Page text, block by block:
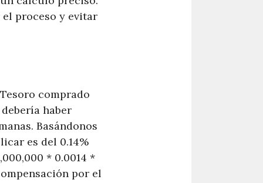
proceso y evitar
comprado
haber
Basándonos
es del 0.14%
* 0.0014 *
por el